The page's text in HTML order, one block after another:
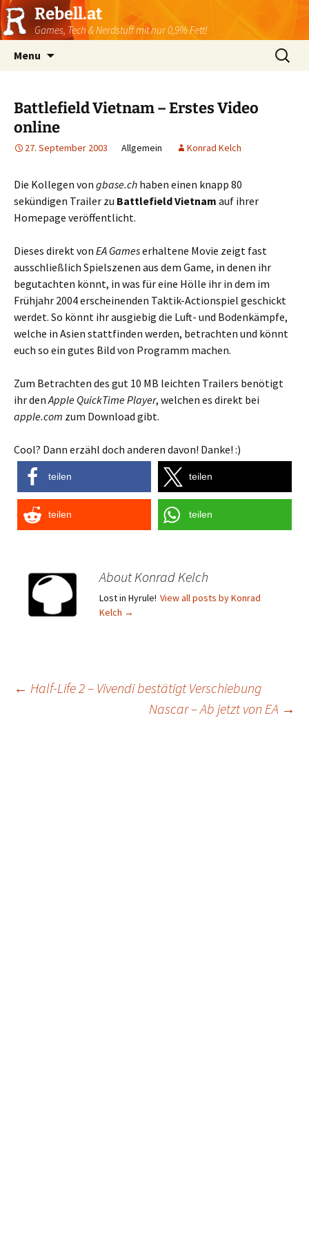
Rebell.at
Games, Tech & Nerdstuff mit nur 0,9% Fett!
Menu
Suchen
nach:
Battlefield Vietnam – Erstes Video
online
27. September 2003 Allgemein Konrad Kelch
Die Kollegen von gbase.ch haben einen knapp 80
sekündigen Trailer zu Battlefield Vietnam auf ihrer
Homepage veröffentlicht.
Dieses direkt von EA Gameserhaltene Movie zeigt fast
ausschließlich Spielszenen aus dem Game, in denen ihr
begutachten könnt, in was für eine Hölle ihr in dem im
Frühjahr 2004 erscheinenden Taktik-Actionspiel geschickt
werdet. So könnt ihr ausgiebig die Luft- und Bodenkämpfe,
welche in Asien stattfinden werden, betrachten und könnt
euch so ein gutes Bild von Programm machen.
Zum Betrachten des gut 10 MB leichten Trailers benötigt
ihr denApple QuickTime Player, welchen es direkt bei
apple.com zum Download gibt.
Cool? Dann erzähl doch anderen davon! Danke! :)
teilen teilen
teilen teilen
About Konrad Kelch
Lost in Hyrule! View all posts by Konrad
Kelch →
Post
← Half-Life 2 – Vivendi bestätigt Verschiebung
Nascar – Ab jetzt von EA →